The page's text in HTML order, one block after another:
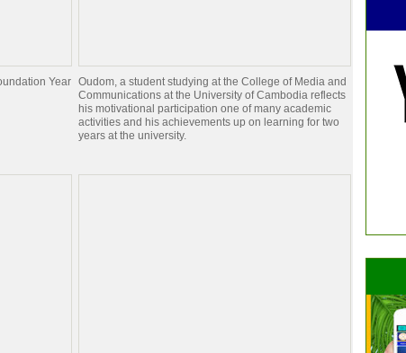
Year Oudom, a student studying at the College of Media and
Communications at the University of Cambodia reflects
his motivational participation one of many academic
activities and his achievements up on learning for two
years at the university.